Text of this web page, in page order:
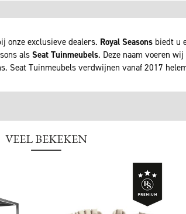
onze exclusieve dealers. Royal Seasons biedt u
als Seat Tuinmeubels. Deze naam voeren
Seat Tuinmeubels verdwijnen vanaf 2017
VEEL BEKEKEN